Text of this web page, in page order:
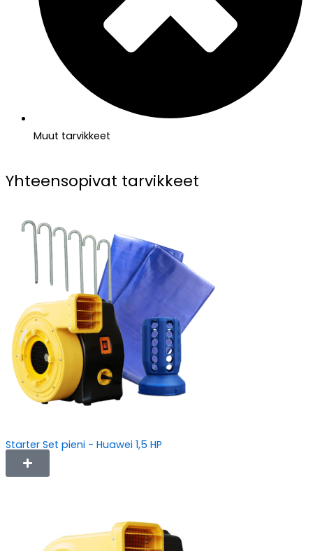
Muut tarvikkeet
Yhteensopivat tarvikkeet
Starter Set pieni - Huawei 1,5 HP